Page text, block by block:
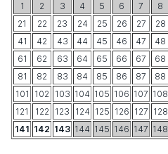
1 2 3 4 5 6 7 8
21
22 23 24 25 26 27 28
41
42 43 44 45 46 47 48
61
62 63 64 65 66 67 68
81
82 83 84 85 86 87 88
101
102 103 104 105 106 107 108
121
122 123 124 125 126 127 128
141 142 143 144 145 146 147 148